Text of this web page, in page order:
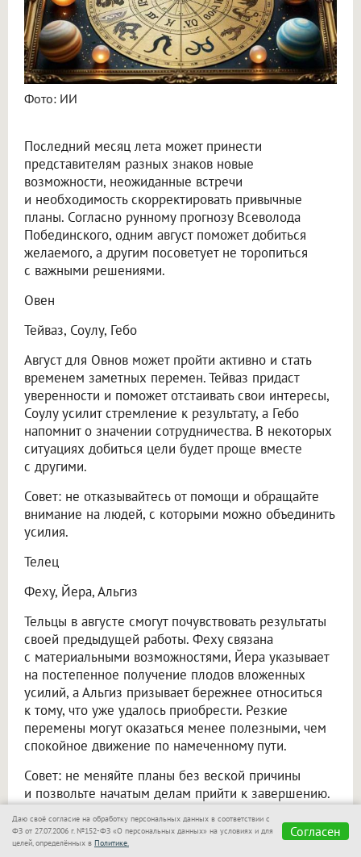
Фото: ИИ
Последний месяц лета может принести
представителям разных знаков новые
возможности, неожиданные встречи
и необходимость скорректировать привычные
планы. Согласно рунному прогнозу Всеволода
Побединского, одним август поможет добиться
желаемого, а другим посоветует не торопиться
с важными решениями.
Овен
Тейваз, Соулу, Гебо
Август для Овнов может пройти активно и стать
временем заметных перемен. Тейваз придаст
уверенности и поможет отстаивать свои интересы,
Соулу усилит стремление к результату, а Гебо
напомнит о значении сотрудничества. В некоторых
ситуациях добиться цели будет проще вместе
с другими.
Совет: не отказывайтесь от помощи и обращайте
внимание на людей, с которыми можно объединить
усилия.
Телец
Феху, Йера, Альгиз
Тельцы в августе смогут почувствовать результаты
своей предыдущей работы. Феху связана
с материальными возможностями, Йера указывает
на постепенное получение плодов вложенных
усилий, а Альгиз призывает бережнее относиться
к тому, что уже удалось приобрести. Резкие
перемены могут оказаться менее полезными, чем
спокойное движение по намеченному пути.
Совет: не меняйте планы без веской причины
и позвольте начатым делам прийти к завершению.
Близнецы
Ансуз, Райдо, Манназ
Даю своё согласие на обработку персональных данных в соответствии с
ФЗ от 27.07.2006 г. №152-ФЗ «О персональных данных» на условиях и для
целей, определённых в Политике.
Согласен